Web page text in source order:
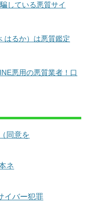
している悪質サイ
はるか）は悪質鑑定
悪用の悪質業者！口
同意を
ネ
イバー犯罪